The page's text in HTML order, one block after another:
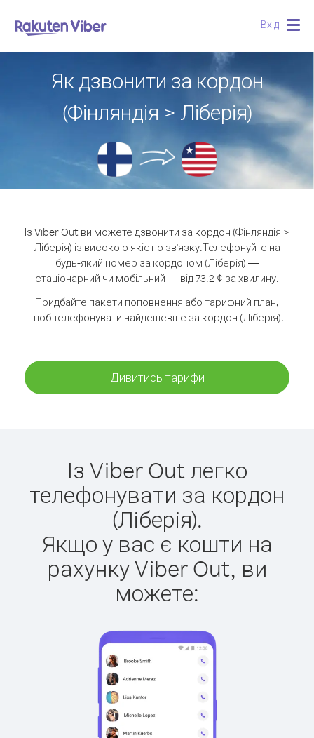
Вхід
Як дзвонити за кордон
(Фінляндія > Ліберія)
Із Viber Out ви можете дзвонити за кордон (Фінляндія >
Ліберія) із високою якістю зв'язку.Телефонуйте на
будь-який номер за кордоном (Ліберія) —
стаціонарний чи мобільний — від 73.2 ¢ за хвилину.
Придбайте пакети поповнення або тарифний план,
щоб телефонувати найдешевше за кордон (Ліберія).
Дивитись тарифи
Із Viber Out легко
телефонувати за кордон
(Ліберія).
Якщо у вас є кошти на
рахунку Viber Out, ви
можете: